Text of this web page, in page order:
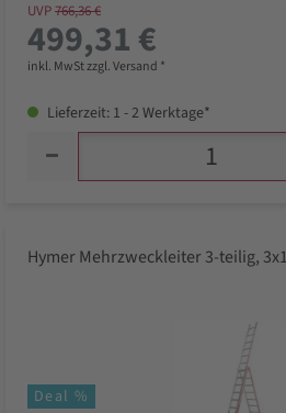
UVP766,36 €
499,31 €
inkl. MwSt zzgl. Versand *
Lieferzeit: 1 - 2 Werktage*
Hymer Mehrzweckleiter 3-teilig,
Deal %